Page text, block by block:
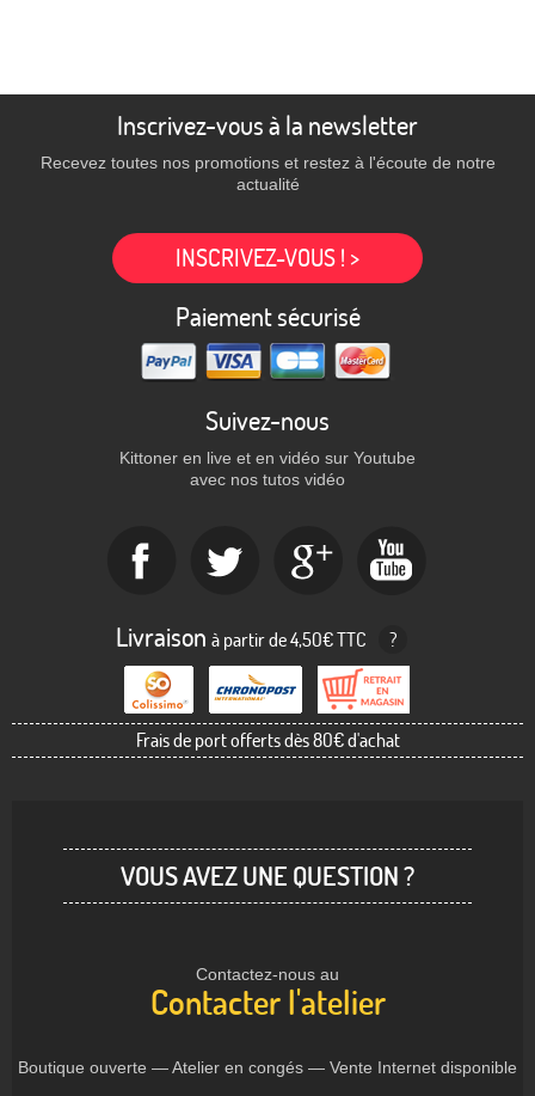
Inscrivez-vous à la newsletter
Recevez toutes nos promotions et restez à l'écoute de notre
actualité
INSCRIVEZ-VOUS ! >
Paiement sécurisé
Suivez-nous
Kittoner en live et en vidéo sur Youtube
avec nos tutos vidéo
Livraison à partir de 4,50€ TTC ?
Frais de port offerts dès 80€ d'achat
VOUS AVEZ UNE QUESTION ?
Contactez-nous au
Contacter l'atelier
Boutique ouverte — Atelier en congés — Vente Internet disponible